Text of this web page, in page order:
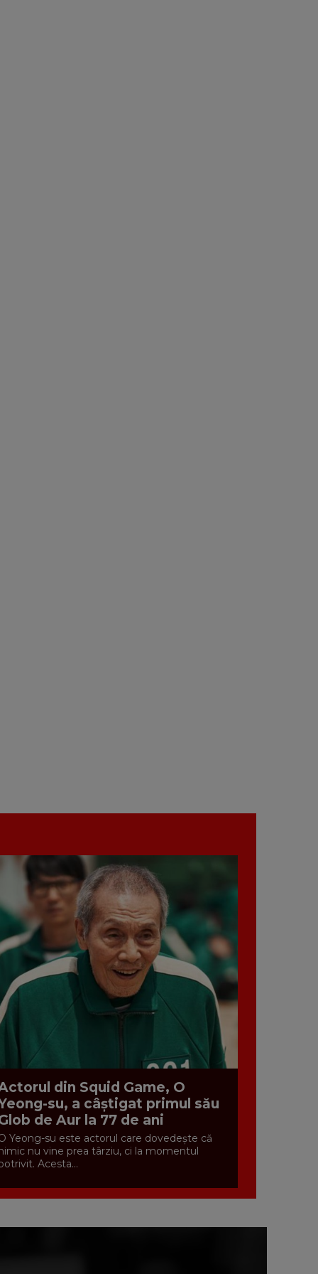
din Squid Game, O
su, a câștigat primul său
de Aur la 77 de ani
Yeong-su este actorul care dovedește că
nu vine prea târziu, ci la momentul
Acesta...